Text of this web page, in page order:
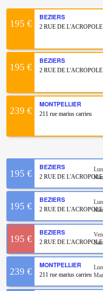
195 €
BEZIERS
2 RUE DE L'ACROPOLE
195 €
BEZIERS
2 RUE DE L'ACROPOLE
239 €
MONTPELLIER
211 rue marius carrieu
195 €
BEZIERS
2 RUE DE L'ACROPOLE
195 €
BEZIERS
2 RUE DE L'ACROPOLE
195 €
BEZIERS
2 RUE DE L'ACROPOLE
239 €
MONTPELLIER
211 rue marius carrieu